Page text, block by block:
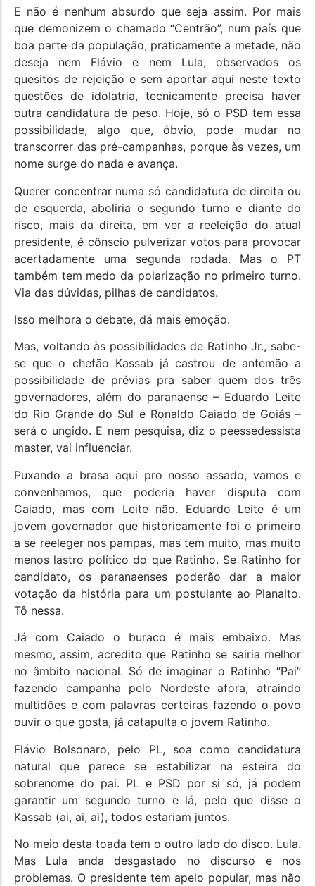
E não é nenhum absurdo que seja assim. Por mais
que demonizem o chamado “Centrão”, num país que
boa parte da população, praticamente a metade, não
deseja nem Flávio e nem Lula, observados os
quesitos de rejeição e sem aportar aqui neste texto
questões de idolatria, tecnicamente precisa haver
outra candidatura de peso. Hoje, só o PSD tem essa
possibilidade, algo que, óbvio, pode mudar no
transcorrer das pré-campanhas, porque às vezes, um
nome surge do nada e avança.
Querer concentrar numa só candidatura de direita ou
de esquerda, aboliria o segundo turno e diante do
risco, mais da direita, em ver a reeleição do atual
presidente, é cônscio pulverizar votos para provocar
acertadamente uma segunda rodada. Mas o PT
também tem medo da polarização no primeiro turno.
Via das dúvidas, pilhas de candidatos.
Isso melhora o debate, dá mais emoção.
Mas, voltando às possibilidades de Ratinho Jr., sabe-
se que o chefão Kassab já castrou de antemão a
possibilidade de prévias pra saber quem dos três
governadores, além do paranaense – Eduardo Leite
do Rio Grande do Sul e Ronaldo Caiado de Goiás –
será o ungido. E nem pesquisa, diz o peessedessista
master, vai influenciar.
Puxando a brasa aqui pro nosso assado, vamos e
convenhamos, que poderia haver disputa com
Caiado, mas com Leite não. Eduardo Leite é um
jovem governador que historicamente foi o primeiro
a se reeleger nos pampas, mas tem muito, mas muito
menos lastro político do que Ratinho. Se Ratinho for
candidato, os paranaenses poderão dar a maior
votação da história para um postulante ao Planalto.
Tô nessa.
Já com Caiado o buraco é mais embaixo. Mas
mesmo, assim, acredito que Ratinho se sairia melhor
no âmbito nacional. Só de imaginar o Ratinho “Pai”
fazendo campanha pelo Nordeste afora, atraindo
multidões e com palavras certeiras fazendo o povo
ouvir o que gosta, já catapulta o jovem Ratinho.
Flávio Bolsonaro, pelo PL, soa como candidatura
natural que parece se estabilizar na esteira do
sobrenome do pai. PL e PSD por si só, já podem
garantir um segundo turno e lá, pelo que disse o
Kassab (ai, ai, ai), todos estariam juntos.
No meio desta toada tem o outro lado do disco. Lula.
Mas Lula anda desgastado no discurso e nos
problemas. O presidente tem apelo popular, mas não